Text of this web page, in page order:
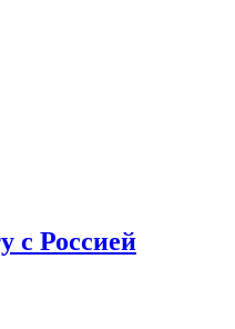
с Россией